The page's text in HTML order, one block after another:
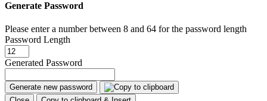
Generate Password
Please enter a number between 8 and 64 for the password length
Password Length
Generated Password
Generate new password